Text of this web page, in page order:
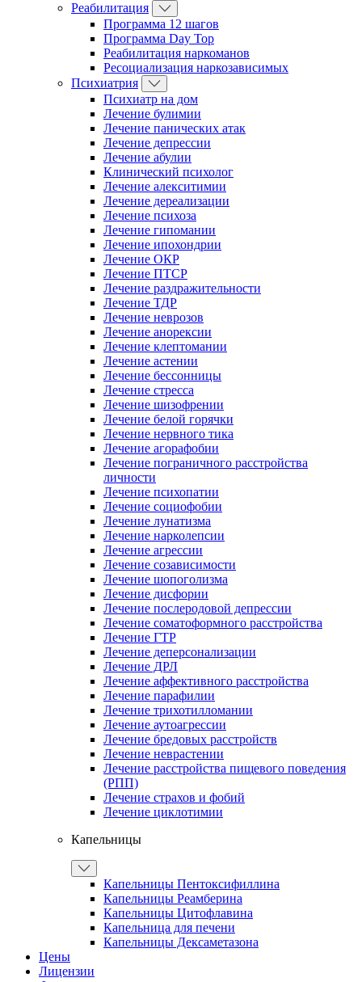
Реабилитация
Программа 12 шагов
Программа Day Top
Реабилитация наркоманов
Ресоциализация наркозависимых
Психиатрия
Психиатр на дом
Лечение булимии
Лечение панических атак
Лечение депрессии
Лечение абулии
Клинический психолог
Лечение алекситимии
Лечение дереализации
Лечение психоза
Лечение гипомании
Лечение ипохондрии
Лечение ОКР
Лечение ПТСР
Лечение раздражительности
Лечение ТДР
Лечение неврозов
Лечение анорексии
Лечение клептомании
Лечение астении
Лечение бессонницы
Лечение стресса
Лечение шизофрении
Лечение белой горячки
Лечение нервного тика
Лечение агорафобии
Лечение пограничного расстройства
личности
Лечение психопатии
Лечение социофобии
Лечение лунатизма
Лечение нарколепсии
Лечение агрессии
Лечение созависимости
Лечение шопоголизма
Лечение дисфории
Лечение послеродовой депрессии
Лечение соматоформного расстройства
Лечение ГТР
Лечение деперсонализации
Лечение ДРЛ
Лечение аффективного расстройства
Лечение парафилии
Лечение трихотилломании
Лечение аутоагрессии
Лечение бредовых расстройств
Лечение неврастении
Лечение расстройства пищевого поведения
(РПП)
Лечение страхов и фобий
Лечение циклотимии
Капельницы
Капельницы Пентоксифиллина
Капельницы Реамберина
Капельницы Цитофлавина
Капельница для печени
Капельницы Дексаметазона
Цены
Лицензии